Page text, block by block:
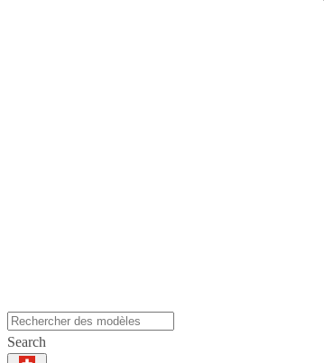
Search